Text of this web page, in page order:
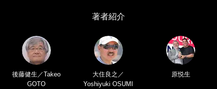
著者紹介
後藤健生／Takeo
GOTO
大住良之／
Yoshiyuki OSUMI
原悦生